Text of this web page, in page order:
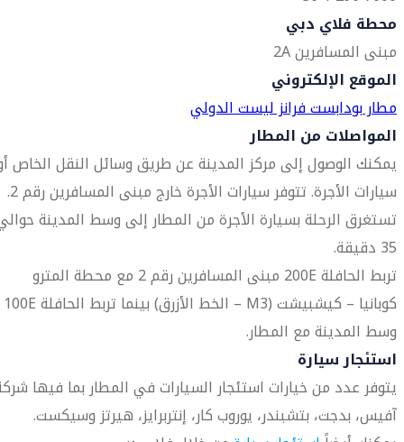
محطة فلاي دبي
مبنى المسافرين 2A
الموقع الإلكتروني
مطار بودابست فرانز ليست الدولي
المواصلات من المطار
يمكنك الوصول إلى مركز المدينة عن طريق وسائل النقل الخاص
سيارات الأجرة. تتوفر سيارات الأجرة خارج مبنى المسافرين رقم 2.
تستغرق الرحلة بسيارة الأجرة من المطار إلى وسط المدينة
35 دقيقة.
تربط الحافلة 200E مبنى المسافرين رقم 2 مع محطة المترو
كوبانيا – كيشبيشت (M3 – الخط الأزرق) بينما تربط الحافلة 100E
وسط المدينة مع المطار.
استئجار سيارة
يتوفر عدد من خيارات استئجار السيارات في المطار بما فيها
آفيس، بدجت، بتشبندر، يوروب كار، إنتربرايز، هيرتز وسيكست.